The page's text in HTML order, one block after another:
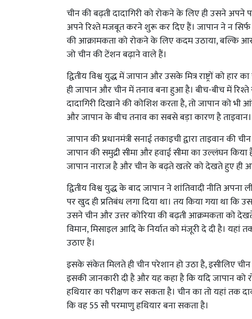
चीन की बढ़ती दादागिरी को रोकने के लिए ही उसने अपने
अपने रिश्ते मजबूत करने शुरू कर दिए हैं। जापान ने न
की आक्रामकता को रोकने के लिए कदम उठाया, बल्कि
जो चीन की टेंशन बढ़ाने वाले हैं।
द्वितीय विश्व युद्ध में जापान और उसके मित्र राष्ट्रों को
ही जापान और चीन में तनाव बना हुआ है। बीच-बीच में
दादागिरी दिखाने की कोशिश करता है, तो जापान को
और जापान के बीच तनाव का सबसे बड़ा कारण है ताइवान।
जापान की प्रधानमंत्री सनाई तकाइची द्वारा ताइवान की
जापान की समुद्री सीमा और हवाई सीमा का उल्लंघन
जापान नाराज है और चीन के बढ़ते खतरे को देखते हुए ही
द्वितीय विश्व युद्ध के बाद जापान ने शांतिवादी नीति
पर खुद ही प्रतिबंध लगा दिया था। तय किया गया था कि
उसने चीन और उत्तर कोरिया की बढ़ती आक्रमकता को
विमान, मिसाइल आदि के निर्यात को मंजूरी दे दी है।
उठाए हैं।
इसके संकेत मिलते ही चीन परेशान हो उठा है, इसीलिए चीन
इसकी जानकारी दी है और यह कहा है कि यदि जापान को
हथियार का परीक्षण कर सकता है। चीन का तो यहां तक
कि वह 55 सौ परमाणु हथियार बना सकता है।